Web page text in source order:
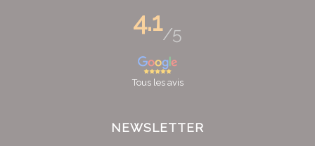
4.1/5
Tous les avis
NEWSLETTER